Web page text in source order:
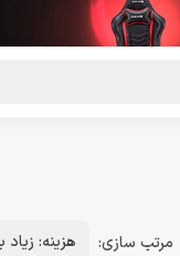
مرتب سازی: هزینه: زیاد